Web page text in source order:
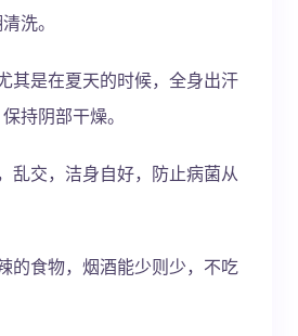
洗。
其是在夏天的时候，全身出汗
持阴部干燥。
乱交，洁身自好，防止病菌从
的食物，烟酒能少则少，不吃